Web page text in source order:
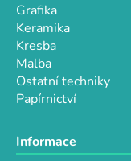
Grafika
Keramika
Kresba
Malba
Ostatní techniky
Papírnictví
Informace